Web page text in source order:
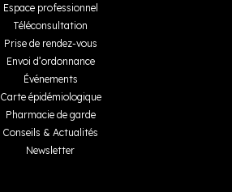
Espace professionnel
Téléconsultation
Prise de rendez-vous
Envoi d’ordonnance
Événements
Carte épidémiologique
Pharmacie de garde
Conseils & Actualités
Newsletter